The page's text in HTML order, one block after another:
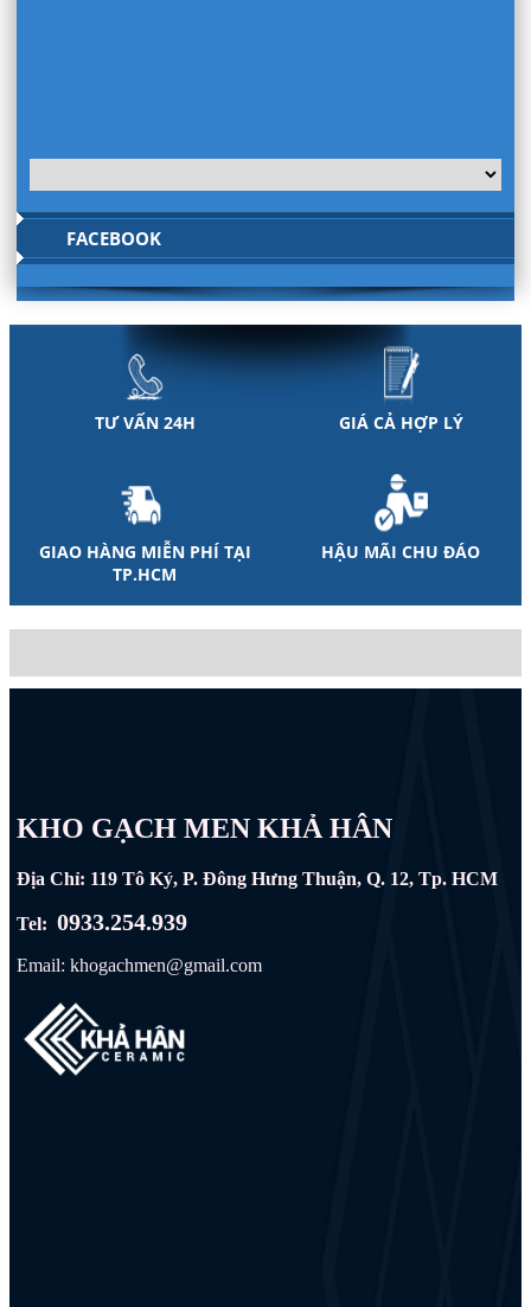
FACEBOOK
TƯ VẤN 24H GIÁ CẢ HỢP LÝ
GIAO HÀNG MIỄN PHÍ TẠI
TP.HCM
HẬU MÃI CHU ĐÁO
KHO GẠCH MEN KHẢ HÂN
Địa Chỉ: 119 Tô Ký, P. Đông Hưng Thuận, Q. 12, Tp. HCM
Tel:0933.254.939
Email: khogachmen@gmail.com